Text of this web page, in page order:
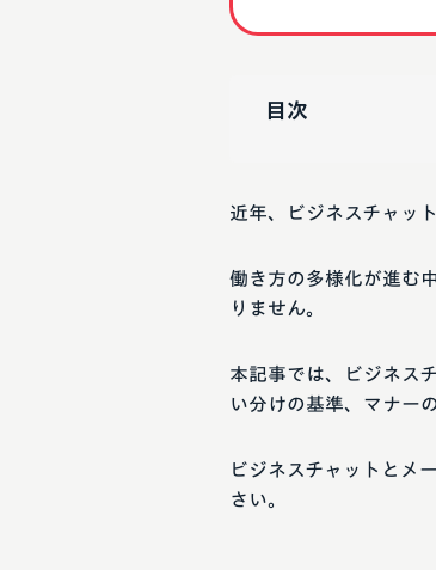
目次
近年、ビジネスチャッ
働き方の多様化が進む
りません。
本記事では、ビジネス
い分けの基準、マナー
ビジネスチャットとメ
さい。